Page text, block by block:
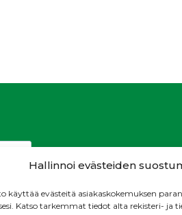
Hallinnoi evästeiden
käyttää evästeitä asiakaskokemuksen
Katso tarkemmat tiedot alta rekisteri- ja